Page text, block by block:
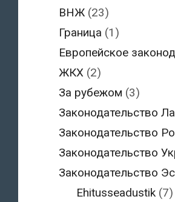
ВНЖ (23)
Граница (1)
Европейское
ЖКХ (2)
За рубежом (3)
Законодательство
Законодательство
Законодательство
Законодательство
Ehitusseadustik(7)